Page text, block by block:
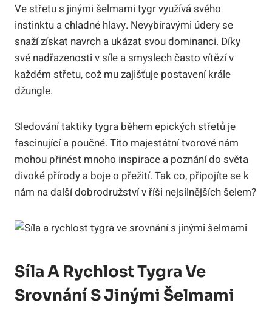
Ve střetu s jinými šelmami tygr využívá svého
instinktu a chladné hlavy. Nevybíravými údery se
snaží získat navrch a ukázat svou dominanci. Díky
své nadřazenosti v síle a smyslech často vítězí v
každém střetu, což mu zajišťuje postavení krále
džungle.
Sledování taktiky tygra během epických střetů je
fascinující a poučné. Tito majestátní tvorové nám
mohou přinést mnoho inspirace a poznání do světa
divoké přírody a boje o přežití. Tak co, připojíte se k
nám na další dobrodružství v říši nejsilnějších šelem?
Síla A Rychlost Tygra Ve
Srovnání S Jinými Šelmami